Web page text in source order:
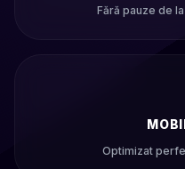
Fără pauze de
Optimizat